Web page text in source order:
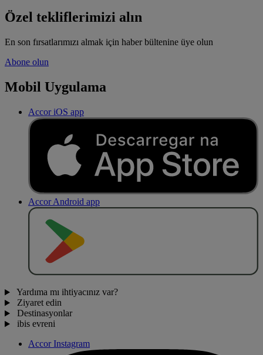
Özel tekliflerimizi alın
En son fırsatlarımızı almak için haber bültenine üye olun
Abone olun
Mobil Uygulama
Accor iOS app
Accor Android app
Yardıma mı ihtiyacınız var?
Ziyaret edin
Destinasyonlar
ibis evreni
Accor Instagram